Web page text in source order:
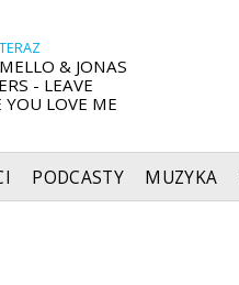
& JONAS
- LEAVE
YOU LOVE ME
PODCASTY MUZYKA